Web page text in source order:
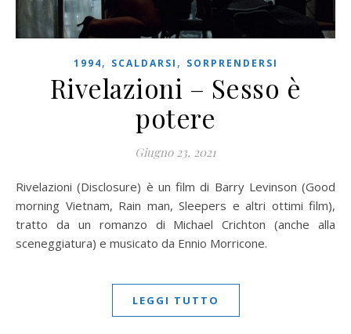
1994, SCALDARSI , SORPRENDERSI
Rivelazioni – Sesso è
potere
Giugno 23, 2021
Rivelazioni (Disclosure) è un film di Barry Levinson (Good
morning Vietnam, Rain man, Sleepers e altri ottimi film),
tratto da un romanzo di Michael Crichton (anche alla
sceneggiatura) e musicato da Ennio Morricone.
LEGGI TUTTO